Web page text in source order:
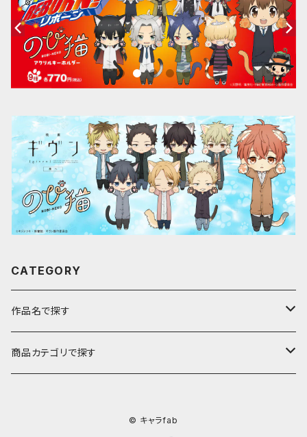
CATEGORY
作品名で探す
ア行
商品カテゴリで探す
© キャラfab